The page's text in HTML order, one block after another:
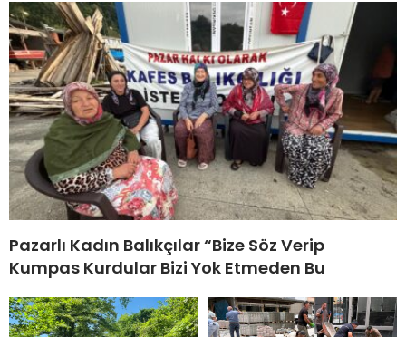
Pazarlı Kadın Balıkçılar “Bize Söz Verip
Kumpas Kurdular Bizi Yok Etmeden Bu